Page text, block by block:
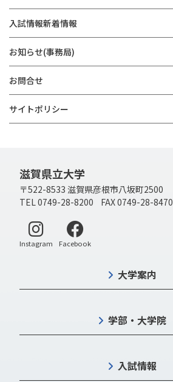
入試情報新着情報
お知らせ(事務局)
お問合せ
サイトポリシー
滋賀県立大学
〒522-8533 滋賀県彦根市八坂町2500
TEL 0749-28-8200 FAX 0749-28-8470
Instagram 別ウィンドウで開く
Facebook別ウィンドウで開く
大学案内
学部・大学院
入試情報